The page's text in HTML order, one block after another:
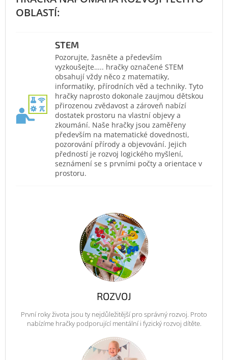
STEM
Pozorujte, žasněte a především
vyzkoušejte….. hračky označené STEM
obsahují vždy něco z matematiky,
informatiky, přírodních věd a techniky. Tyto
hračky naprosto dokonale zaujmou dětskou
přirozenou zvědavost a zároveň nabízí
dostatek prostoru na vlastní objevy a
zkoumání. Naše hračky jsou zaměřeny
především na matematické dovednosti,
pozorování přírody a objevování. Jejich
předností je rozvoj logického myšlení,
seznámení se s prvními počty a orientace v
prostoru.
ROZVOJ
První roky života jsou ty nejdůležitější pro správný rozvoj. Proto
nabízíme hračky podporující mentální i fyzický rozvoj dítěte.